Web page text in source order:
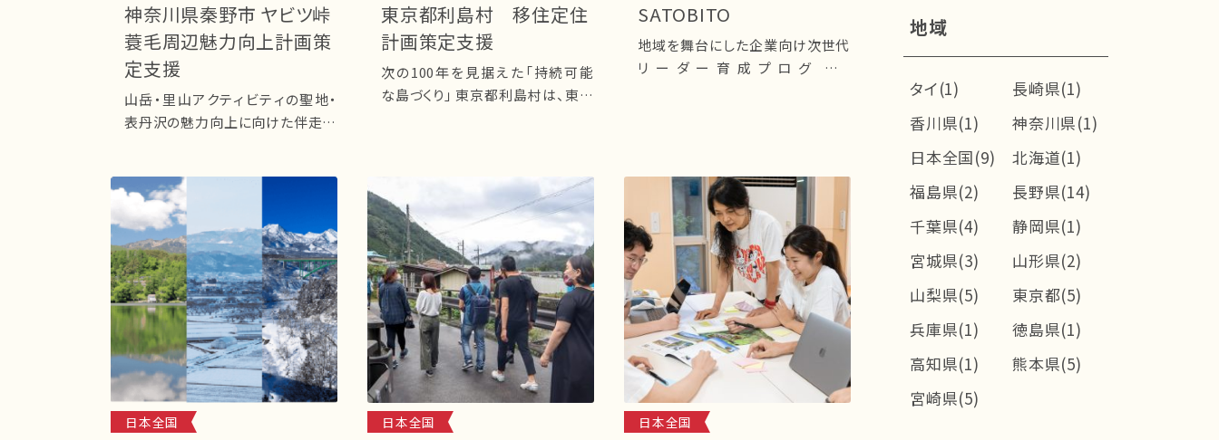
神奈川県秦野市 ヤビツ峠
蓑毛周辺魅力向上計画策
定支援
山岳・里山アクティビティの聖地・
表丹沢の魅力向上に向けた伴走支
東京都利島村 移住定住
計画策定支援
次の100年を見据えた「持続可能
な島づくり」 東京都利島村は、東京
SATOBITO
地域を舞台にした企業向け次世代
リーダー育成プログラム
日本全国 日本全国 日本全国
地域
タイ(1)
長崎県(1)
香川県(1)
神奈川県(1)
日本全国(9)
北海道(1)
福島県(2)
長野県(14)
千葉県(4)
静岡県(1)
宮城県(3)
山形県(2)
山梨県(5)
東京都(5)
兵庫県(1)
徳島県(1)
高知県(1)
熊本県(5)
宮崎県(5)